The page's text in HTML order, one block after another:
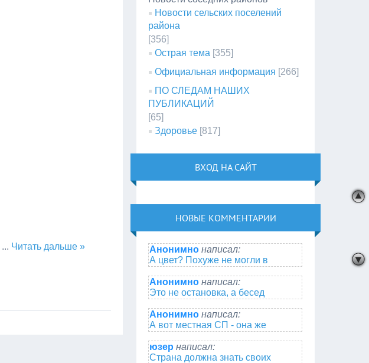
... Читать дальше »
Новости сельских поселений
района
[356]
Острая тема [355]
Официальная информация [266]
ПО СЛЕДАМ НАШИХ
ПУБЛИКАЦИЙ
[65]
Здоровье [817]
ВХОД НА САЙТ
НОВЫЕ КОММЕНТАРИИ
Анонимно написал:
А цвет? Похуже не могли в
Анонимно написал:
Это не остановка, а бесед
Анонимно написал:
А вот местная СП - она же
юзер написал:
Страна должна знать своих